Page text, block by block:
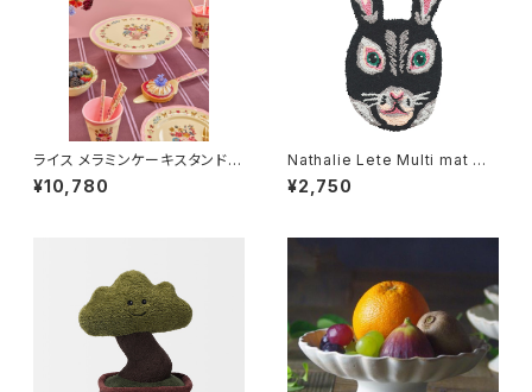
ライス メラミンケーキスタンド
ナタリーレテ ピンク
¥10,780
Nathalie Lete Multi mat M
REGLISSE
¥2,750